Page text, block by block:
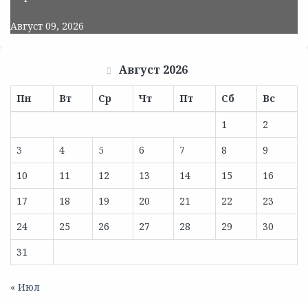
Август 09, 2026
Август 2026
Пн Вт Ср Чт Пт Сб
Вс
1
2
3
4 5 6 7 8
9
10
11 12 13 14 15
16
17
18 19 20 21 22
23
24
25 26 27 28 29
30
31
« Июл